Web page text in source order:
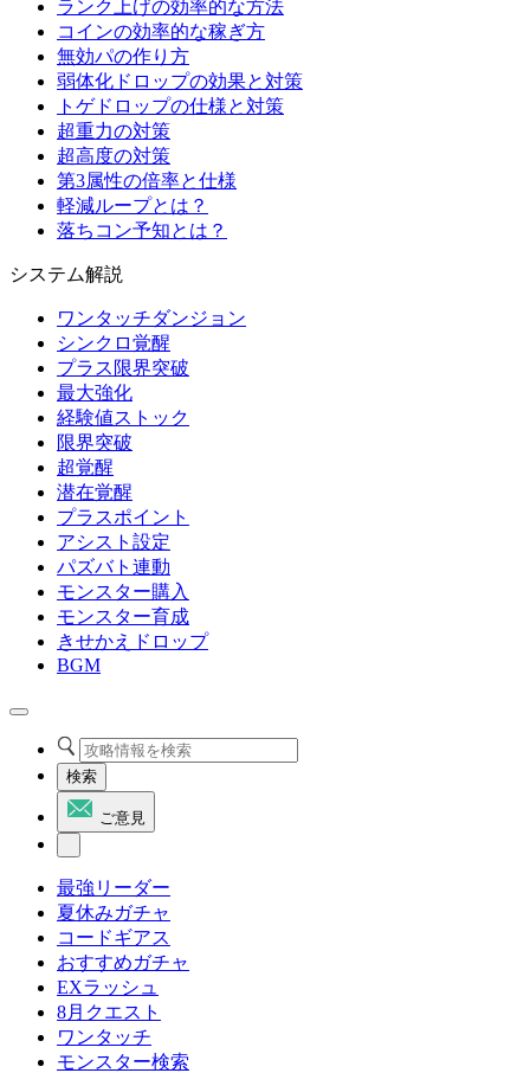
ランク上げの効率的な方法
コインの効率的な稼ぎ方
無効パの作り方
弱体化ドロップの効果と対策
トゲドロップの仕様と対策
超重力の対策
超高度の対策
第3属性の倍率と仕様
軽減ループとは？
落ちコン予知とは？
システム解説
ワンタッチダンジョン
シンクロ覚醒
プラス限界突破
最大強化
経験値ストック
限界突破
超覚醒
潜在覚醒
プラスポイント
アシスト設定
パズバト連動
モンスター購入
モンスター育成
きせかえドロップ
BGM
検索
ご意見
最強リーダー
夏休みガチャ
コードギアス
おすすめガチャ
EXラッシュ
8月クエスト
ワンタッチ
モンスター検索